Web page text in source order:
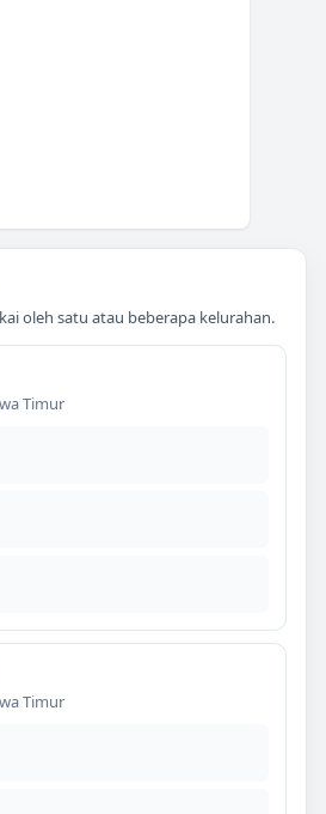
oleh satu atau beberapa kelurahan.
Timur
Timur